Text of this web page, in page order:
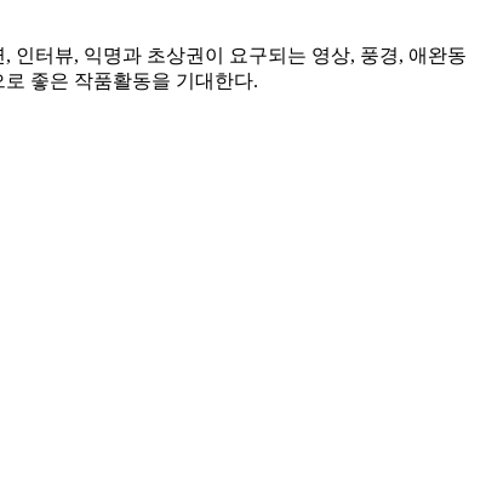
인터뷰, 익명과 초상권이 요구되는 영상, 풍경, 애완동
좋은 작품활동을 기대한다.